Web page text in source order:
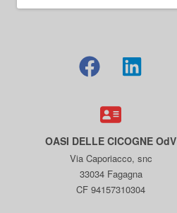
OASI DELLE CICOGNE OdV
Via Caporiacco, snc
33034 Fagagna
CF 94157310304